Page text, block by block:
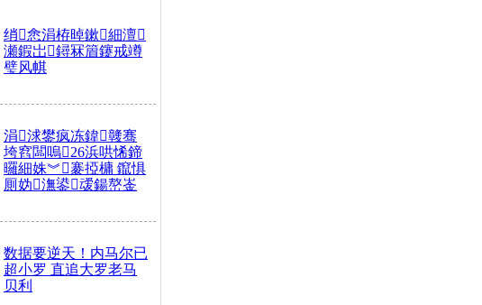
绡悆涓栫晫鏉細澶
瀬鍜岀鐞冧篃鑳戒竴
璧风帺
涓浗鐢疯冻鍏竷骞
垮窞闆嗚26浜哄悕鍗
曪細姝︾褰掗槦 鑹惧
厠妫潕鍙叆鍚嶅崟
数据要逆天！内马尔已
超小罗 直追大罗老马
贝利